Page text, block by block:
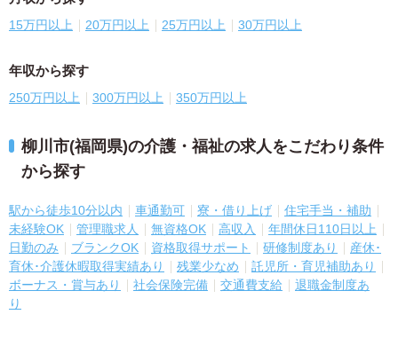
15万円以上 20万円以上 25万円以上 30万円以上
年収から探す
250万円以上 300万円以上 350万円以上
柳川市(福岡県)の介護・福祉の求人をこだわり条件
から探す
駅から徒歩10分以内 車通勤可 寮・借り上げ
住宅手当・補助
未経験OK
管理職求人 無資格OK 高収入
年間休日110日以上
日勤のみ
ブランクOK 資格取得サポート 研修制度あり
産休･
育休･介護休暇取得実績あり
残業少なめ
託児所・育児補助あり
ボーナス・賞与あり
社会保険完備 交通費支給
退職金制度あ
り